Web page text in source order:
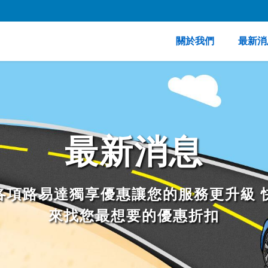
關於我們 最新
最新消息
項路易達獨享優惠讓您的服務更升級
來找您最想要的優惠折扣